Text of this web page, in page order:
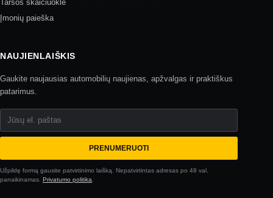
Taršos skaičiuoklė
Įmonių paieška
NAUJIENLAIŠKIS
Gaukite naujausias automobilių naujienas, apžvalgas ir praktiškus
patarimus.
Jūsų el. paštas
PRENUMERUOTI
Užpildę formą gausite patvirtinimo laišką. Nepatvirtintas adresas po 48 val.
panaikinamas. Privatumo politika